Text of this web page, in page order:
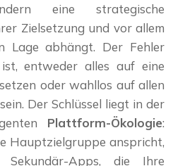
eine strategische
Zielsetzung und vor allem
Lage abhängt. Der Fehler
entweder alles auf eine
oder wahllos auf allen
Der Schlüssel liegt in der
Plattform-Ökologie:
Hauptzielgruppe anspricht,
Apps, die Ihre